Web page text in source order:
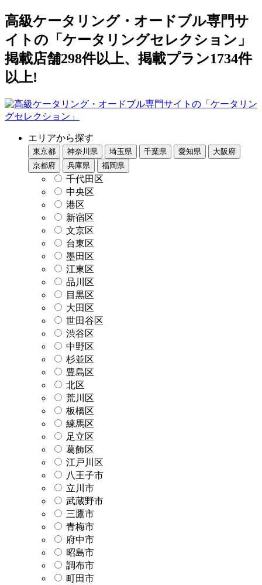
高級ケータリング・オードブル専門サ
イトの「ケータリングセレクション」
掲載店舗298件以上、掲載プラン1734件
以上!
エリアから探す
東京都 神奈川県 埼玉県 千葉県 愛知県
大阪府
京都府
兵庫県 福岡県
千代田区
中央区
港区
新宿区
文京区
台東区
墨田区
江東区
品川区
目黒区
大田区
世田谷区
渋谷区
中野区
杉並区
豊島区
北区
荒川区
板橋区
練馬区
足立区
葛飾区
江戸川区
八王子市
立川市
武蔵野市
三鷹市
青梅市
府中市
昭島市
調布市
町田市